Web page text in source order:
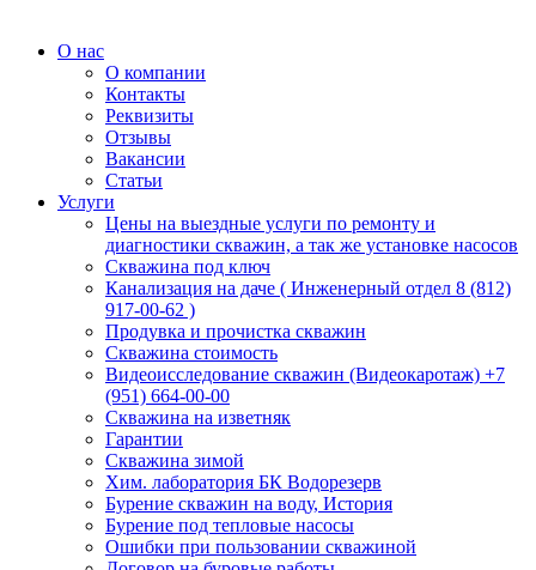
О нас
О компании
Контакты
Реквизиты
Отзывы
Вакансии
Статьи
Услуги
Цены на выездные услуги по ремонту и
диагностики скважин, а так же установке насосов
Скважина под ключ
Канализация на даче ( Инженерный отдел 8 (812)
917-00-62 )
Продувка и прочистка скважин
Скважина стоимость
Видеоисследование скважин (Видеокаротаж) +7
(951) 664-00-00
Скважина на изветняк
Гарантии
Скважина зимой
Хим. лаборатория БК Водорезерв
Бурение скважин на воду, История
Бурение под тепловые насосы
Ошибки при пользовании скважиной